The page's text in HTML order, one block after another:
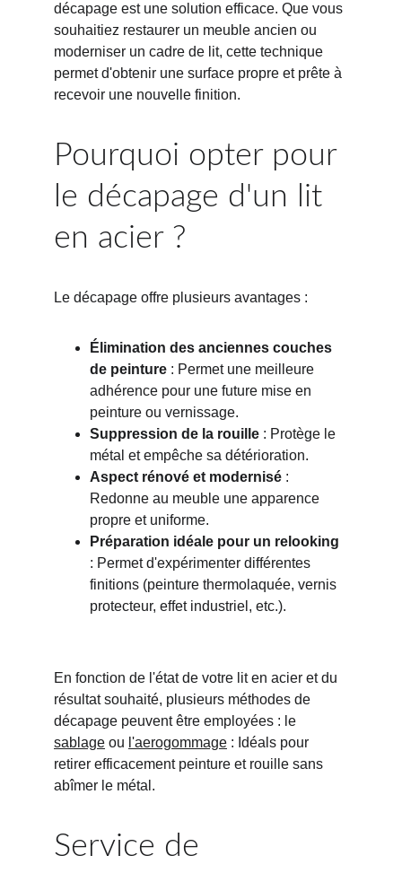
décapage est une solution efficace. Que vous
souhaitiez restaurer un meuble ancien ou
moderniser un cadre de lit, cette technique
permet d'obtenir une surface propre et prête à
recevoir une nouvelle finition.
Pourquoi opter pour
le décapage d'un lit
en acier ?
Le décapage offre plusieurs avantages :
Élimination des anciennes couches
de peinture : Permet une meilleure
adhérence pour une future mise en
peinture ou vernissage.
Suppression de la rouille : Protège le
métal et empêche sa détérioration.
Aspect rénové et modernisé :
Redonne au meuble une apparence
propre et uniforme.
Préparation idéale pour un relooking
: Permet d'expérimenter différentes
finitions (peinture thermolaquée, vernis
protecteur, effet industriel, etc.).
En fonction de l'état de votre lit en acier et du
résultat souhaité, plusieurs méthodes de
décapage peuvent être employées : le
sablage ou l'aerogommage : Idéals pour
retirer efficacement peinture et rouille sans
abîmer le métal.
Service de